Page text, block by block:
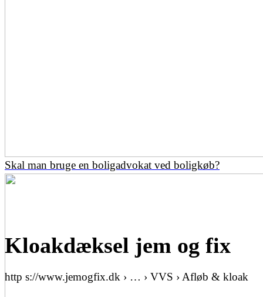
Skal man bruge en boligadvokat ved boligkøb?
Kloakdæksel jem og fix
http s://www.jemogfix.dk › … › VVS › Afløb & kloak